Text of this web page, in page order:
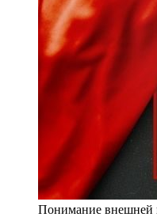
Понимание внешней